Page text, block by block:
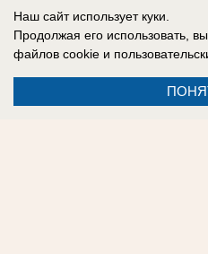
06.08.2026
Наш сайт использует куки.
Продолжая его использовать,
файлов cookie и